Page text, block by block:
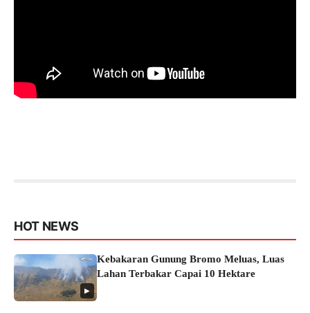
HOT NEWS
▶
Kebakaran Gunung Bromo Meluas, Luas
Lahan Terbakar Capai 10 Hektare